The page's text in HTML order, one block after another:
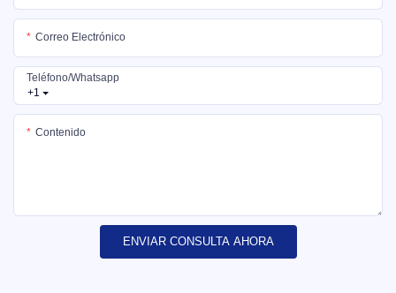
Correo Electrónico
+1
Teléfono/whatsapp
Contenido
ENVIAR CONSULTA AHORA